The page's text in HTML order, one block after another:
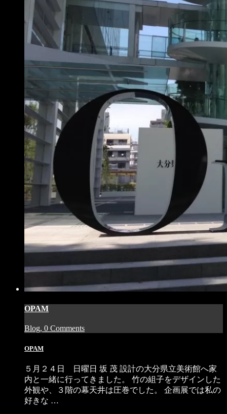
OPAM
Blog, 0 Comments
OPAM
５月２４日 日曜日 坂 茂 設計の大分県立美術館へ家
内と一緒に行ってきました。 竹の組子をデザインした
外観や、３階の幕天井は圧巻でした。 企画展では私の
好きな …